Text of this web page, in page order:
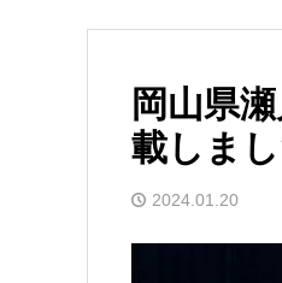
岡山県
載しまし
2024.01.20